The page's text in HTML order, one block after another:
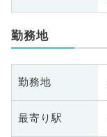
勤務地
勤務地
最寄り駅